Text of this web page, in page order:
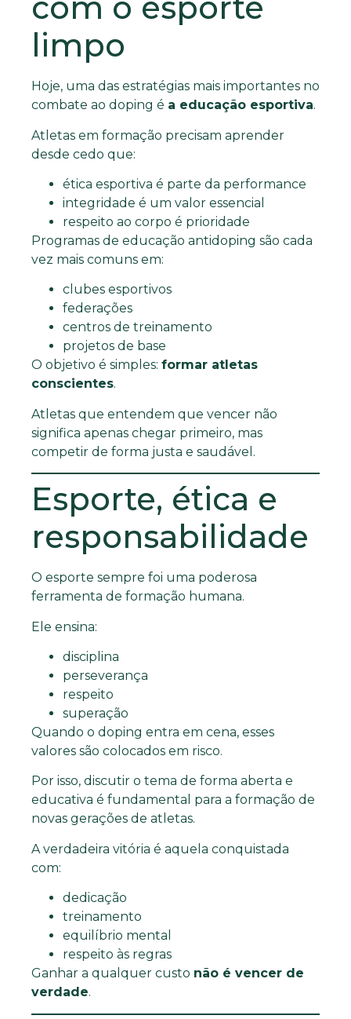
limpo
Hoje, uma das estratégias mais importantes no
combate ao doping é a educação esportiva.
Atletas em formação precisam aprender
desde cedo que:
ética esportiva é parte da performance
integridade é um valor essencial
respeito ao corpo é prioridade
Programas de educação antidoping são cada
vez mais comuns em:
clubes esportivos
federações
centros de treinamento
projetos de base
O objetivo é simples: formar atletas
conscientes.
Atletas que entendem que vencer não
significa apenas chegar primeiro, mas
competir de forma justa e saudável.
Esporte, ética e
responsabilidade
O esporte sempre foi uma poderosa
ferramenta de formação humana.
Ele ensina:
disciplina
perseverança
respeito
superação
Quando o doping entra em cena, esses
valores são colocados em risco.
Por isso, discutir o tema de forma aberta e
educativa é fundamental para a formação de
novas gerações de atletas.
A verdadeira vitória é aquela conquistada
com:
dedicação
treinamento
equilíbrio mental
respeito às regras
Ganhar a qualquer custo não é vencer de
verdade.